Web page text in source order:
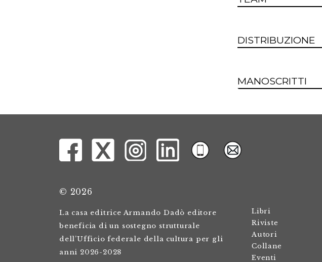
DISTRIBUZIONE
MANOSCRITTI
© 2026
La casa editrice Armando Dadò editore
beneficia di un sostegno strutturale
dell’Ufficio federale della cultura per gli
anni 2026-2028
Libri
Riviste
Autori
Collane
Eventi